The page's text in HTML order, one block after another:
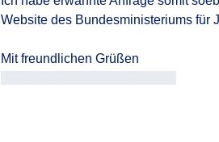
Website des Bundesministeriums für